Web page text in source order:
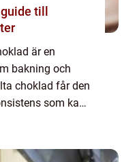
är en
bakning och
choklad får den
som kan